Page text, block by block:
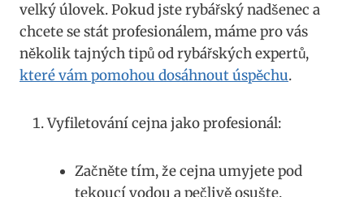
velký úlovek. Pokud jste rybářský nadšenec a
chcete se stát profesionálem, máme pro vás
několik tajných tipů od rybářských expertů,
které vám pomohou dosáhnout úspěchu.
Vyfiletování cejna jako profesionál:
Začněte tím, že cejna umyjete pod
tekoucí vodou a pečlivě osušte.